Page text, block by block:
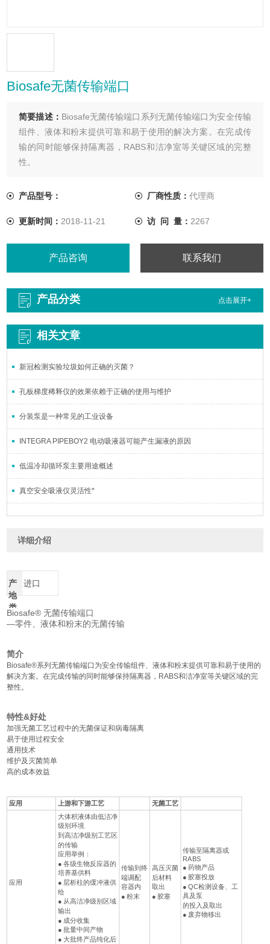
Biosafe无菌传输端口
简要描述： Biosafe无菌传输端口系列无菌传输端口为安全传输
组件、液体和粉末提供可靠和易于使用的解决方案。在完成传
输的同时能够保持隔离器，RABS和洁净室等关键区域的完整
性。
产品型号： 厂商性质： 代理商
更新时间： 2018-11-21 访 问 量： 2267
产品咨询 联系我们
产品分类 点击展开+
相关文章
新冠检测实验垃圾如何正确的灭菌？
孔板梯度稀释仪的效果依赖于正确的使用与维护
分装泵是一种常见的工业设备
INTEGRA PIPEBOY2 电动吸液器可能产生漏液的原因
低温冷却循环泵主要用途概述
真空安全吸液仪灵活性*
详细介绍
产
地
类
别
进口
Biosafe® 无菌传输端口
—零件、液体和粉末的无菌传输
简介
Biosafe®系列无菌传输端口为安全传输组件、液体和粉末提供可靠和易于使用的
解决方案。在完成传输的同时能够保持隔离器，RABS和洁净室等关键区域的完
整性。
特性&好处
加强无菌工艺过程中的无菌保证和病毒隔离
易于使用过程安全
通用技术
维护及灭菌简单
高的成本效益
应用 上游和下游工艺 无菌工艺
应用
大体积液体由低洁净
级别环境
到高洁净级别工艺区
的传输
应用举例：
● 各级生物反应器的
培养基供料
● 层析柱的缓冲液供
给
● 从高洁净级别区域
输出
● 成分收集
● 批量中间产物
● 大批终产品纯化后
传输到终
端调配
容器内
● 粉末
高压灭菌
后材料
取出
● 胶塞
传输至隔离器或
RABS
● 药物产品
● 胶塞投放
● QC检测设备、工
具及泵
的投入及取出
● 废弃物移出